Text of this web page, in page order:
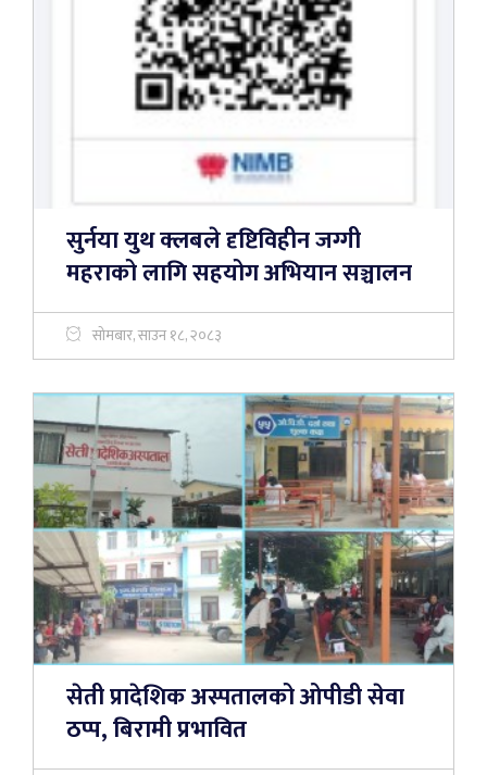
सुर्नया युथ क्लबले दृष्टिविहीन जग्गी
महराको लागि सहयोग अभियान सञ्चालन
सोमबार, साउन १८, २०८३
सेती प्रादेशिक अस्पतालको ओपीडी सेवा
ठप्प, बिरामी प्रभावित